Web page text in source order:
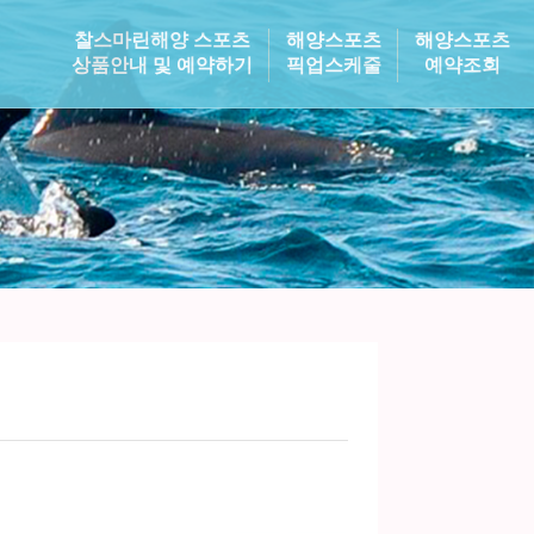
찰스마린해양 스포츠
상품안내 및 예약하기
해양스포츠
픽업스케줄
해양스포츠
예약조회